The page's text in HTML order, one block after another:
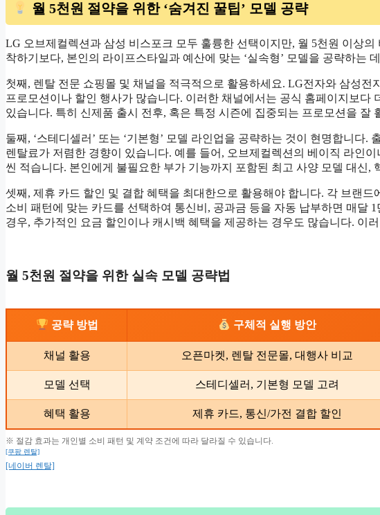
월 5천원 절약을 위한 ‘숨겨진 꿀팁’ 모델 공략
LG 오브제컬렉션과 삼성 비스포크 모두 훌륭한 선택이지만, 월 5천원 이상
착하기보다, 본인의 라이프스타일과 예산에 맞는 ‘실속형’ 모델을 공략하는
첫째, 렌탈 전문 쇼핑몰 및 채널을 적극적으로 활용하세요. LG전자와 삼성
프로모션이나 할인 행사가 많습니다. 이러한 채널에서는 공식 홈페이지보
있습니다. 특히 신제품 출시 전후, 혹은 특정 시즌에 집중되는 프로모션을 잘
둘째, ‘스테디셀러’ 또는 ‘기본형’ 모델 라인업을 공략하는 것이 현명합니다
렌탈료가 저렴한 경향이 있습니다. 예를 들어, 오브제컬렉션의 베이직 라인
씬 적습니다. 본인에게 불필요한 부가 기능까지 포함된 최고 사양 모델 대신
셋째, 제휴 카드 할인 및 결합 혜택을 최대한으로 활용해야 합니다. 각 브랜
소비 패턴에 맞는 카드를 선택하여 통신비, 공과금 등을 자동 납부하면 매달
경우, 추가적인 요금 할인이나 캐시백 혜택을 제공하는 경우도 많습니다. 이
월 5천원 절약을 위한 실속 모델 공략법
공략 방법 구체적 실행 방안
채널 활용 오픈마켓, 렌탈 전문몰, 대행사 비교
모델 선택 스테디셀러, 기본형 모델 고려
혜택 활용 제휴 카드, 통신/가전 결합 할인
※ 절감 효과는 개인별 소비 패턴 및 계약 조건에 따라 달라질 수 있습니다.
[쿠팡 렌탈]
[네이버 렌탈]